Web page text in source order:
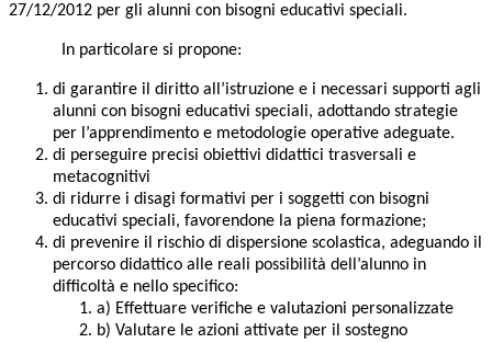
27/12/2012 per gli alunni con bisogni educativi speciali.
In particolare si propone:
di garantire il diritto all’istruzione e i necessari supporti agli
alunni con bisogni educativi speciali, adottando strategie
per l’apprendimento e metodologie operative adeguate.
di perseguire precisi obiettivi didattici trasversali e
metacognitivi
di ridurre i disagi formativi per i soggetti con bisogni
educativi speciali, favorendone la piena formazione;
di prevenire il rischio di dispersione scolastica, adeguando il
percorso didattico alle reali possibilità dell’alunno in
difficoltà e nello specifico:
a) Effettuare verifiche e valutazioni personalizzate
b) Valutare le azioni attivate per il sostegno